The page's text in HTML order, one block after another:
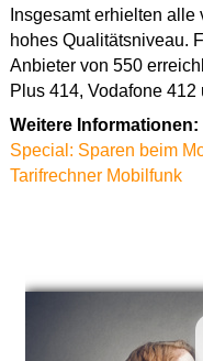
Insgesamt erhielten
hohes Qualitätsniveau.
Anbieter von 550
Plus 414, Vodafone
Weitere Informationen:
Special: Sparen beim
Tarifrechner Mobilfunk